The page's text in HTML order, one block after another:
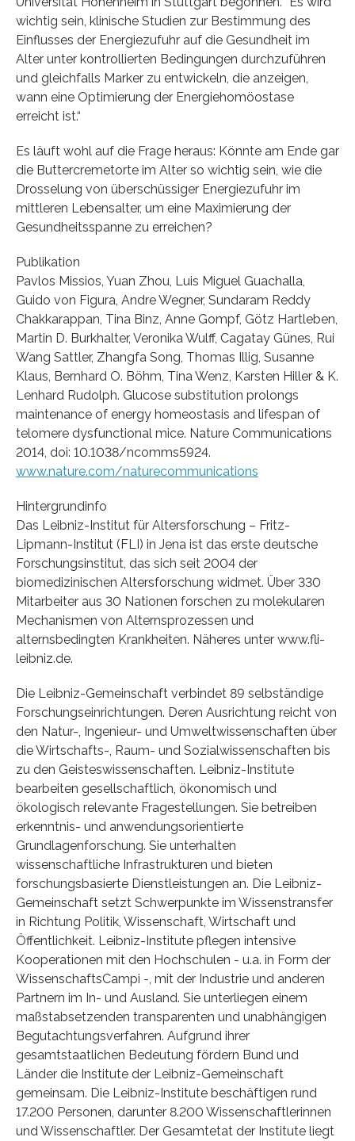
wichtig sein, klinische Studien zur Bestimmung des
Einflusses der Energiezufuhr auf die Gesundheit im
Alter unter kontrollierten Bedingungen durchzuführen
und gleichfalls Marker zu entwickeln, die anzeigen,
wann eine Optimierung der Energiehomöostase
erreicht ist.“
Es läuft wohl auf die Frage heraus: Könnte am Ende gar
die Buttercremetorte im Alter so wichtig sein, wie die
Drosselung von überschüssiger Energiezufuhr im
mittleren Lebensalter, um eine Maximierung der
Gesundheitsspanne zu erreichen?
Publikation
Pavlos Missios, Yuan Zhou, Luis Miguel Guachalla,
Guido von Figura, Andre Wegner, Sundaram Reddy
Chakkarappan, Tina Binz, Anne Gompf, Götz Hartleben,
Martin D. Burkhalter, Veronika Wulff, Cagatay Günes, Rui
Wang Sattler, Zhangfa Song, Thomas Illig, Susanne
Klaus, Bernhard O. Böhm, Tina Wenz, Karsten Hiller & K.
Lenhard Rudolph. Glucose substitution prolongs
maintenance of energy homeostasis and lifespan of
telomere dysfunctional mice. Nature Communications
2014, doi: 10.1038/ncomms5924.
www.nature.com/naturecommunications
Hintergrundinfo
Das Leibniz-Institut für Altersforschung – Fritz-
Lipmann-Institut (FLI) in Jena ist das erste deutsche
Forschungsinstitut, das sich seit 2004 der
biomedizinischen Altersforschung widmet. Über 330
Mitarbeiter aus 30 Nationen forschen zu molekularen
Mechanismen von Alternsprozessen und
alternsbedingten Krankheiten. Näheres unter www.fli-
leibniz.de.
Die Leibniz-Gemeinschaft verbindet 89 selbständige
Forschungseinrichtungen. Deren Ausrichtung reicht von
den Natur-, Ingenieur- und Umweltwissenschaften über
die Wirtschafts-, Raum- und Sozialwissenschaften bis
zu den Geisteswissenschaften. Leibniz-Institute
bearbeiten gesellschaftlich, ökonomisch und
ökologisch relevante Fragestellungen. Sie betreiben
erkenntnis- und anwendungsorientierte
Grundlagenforschung. Sie unterhalten
wissenschaftliche Infrastrukturen und bieten
forschungsbasierte Dienstleistungen an. Die Leibniz-
Gemeinschaft setzt Schwerpunkte im Wissenstransfer
in Richtung Politik, Wissenschaft, Wirtschaft und
Öffentlichkeit. Leibniz-Institute pflegen intensive
Kooperationen mit den Hochschulen ‑ u.a. in Form der
WissenschaftsCampi ‑, mit der Industrie und anderen
Partnern im In- und Ausland. Sie unterliegen einem
maßstabsetzenden transparenten und unabhängigen
Begutachtungsverfahren. Aufgrund ihrer
gesamtstaatlichen Bedeutung fördern Bund und
Länder die Institute der Leibniz-Gemeinschaft
gemeinsam. Die Leibniz-Institute beschäftigen rund
17.200 Personen, darunter 8.200 Wissenschaftlerinnen
und Wissenschaftler. Der Gesamtetat der Institute liegt